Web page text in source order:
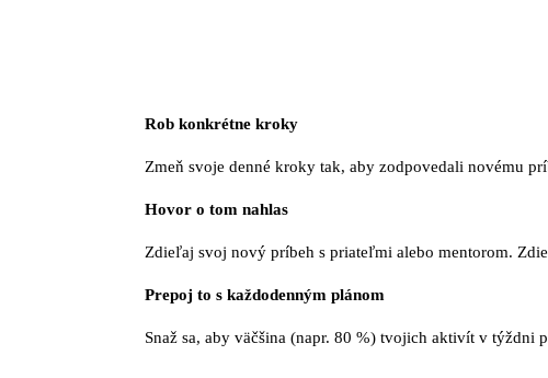
Rob konkrétne kroky
Zmeň svoje denné kroky tak, aby zodpovedali novému
Hovor o tom nahlas
Zdieľaj svoj nový príbeh s priateľmi alebo mentorom.
Prepoj to s každodenným plánom
Snaž sa, aby väčšina (napr. 80 %) tvojich aktivít v týždni